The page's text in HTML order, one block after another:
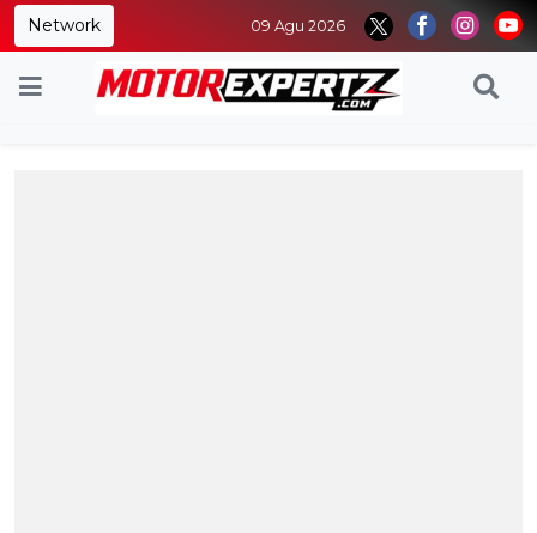
Network 09 Agu 2026